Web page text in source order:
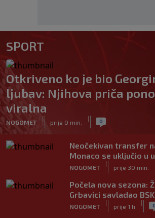
SPORT
Otkriveno ko je bio
ljubav: Njihova priča
viralna
NOGOMET
|
prije 0 min.
| 0
Neočekivan transfer
Monaco se uključio u
NOGOMET
|
prije 30 min.
Počela nova sezona:
Grbavici savladao BSK
NOGOMET
|
prije 1 h
| 0